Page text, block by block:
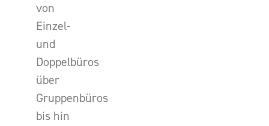
von
Einzel-
und
Doppelbüros
über
Gruppenbüros
bis hin